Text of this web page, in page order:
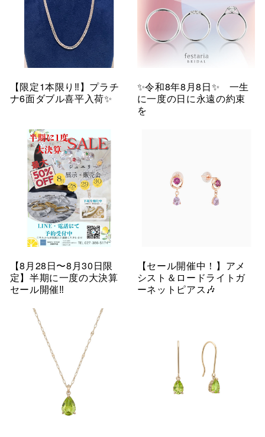
【限定1本限り‼︎】プラチ
ナ6面ダブル喜平入荷✨
✨令和8年8月8日✨ 一生
に一度の日に永遠の約束
を
【8月28日〜8月30日限
定】半期に一度の大決算
セール開催‼︎
【セール開催中！】アメ
シスト＆ロードライトガ
ーネットピアス🎶